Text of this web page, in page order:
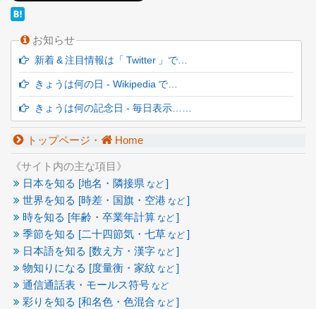
お知らせ
新着 & 注目情報は「 Twitter 」で…
きょうは何の日 - Wikipedia で…
きょうは何の記念日 - 毎日表示……
トップページ・ Home
《サイト内の主な項目》
日本を知る [地名・隣接県 など ]
世界を知る [時差・国旗・空港 など ]
時を知る [年齢・卒業年計算 など ]
季節を知る [二十四節気・七草 など ]
日本語を知る [数え方・漢字 など ]
物知りになる [度量衡・家紋 など ]
通信通話表・モールス符号 など
彩りを知る [和名色・色混合 など ]